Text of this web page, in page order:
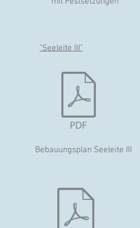
"Seeleite III"
Bebauungsplan Seeleite III